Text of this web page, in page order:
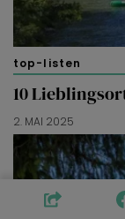
top-listen
10
2. MAI 2025